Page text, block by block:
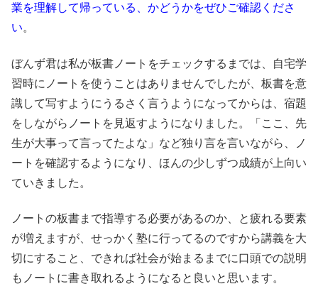
業を理解して帰っている、かどうかをぜひご確認くださ
い。
ぼんず君は私が板書ノートをチェックするまでは、自宅学
習時にノートを使うことはありませんでしたが、板書を意
識して写すようにうるさく言うようになってからは、宿題
をしながらノートを見返すようになりました。「ここ、先
生が大事って言ってたよな」など独り言を言いながら、ノ
ートを確認するようになり、ほんの少しずつ成績が上向い
ていきました。
ノートの板書まで指導する必要があるのか、と疲れる要素
が増えますが、せっかく塾に行ってるのですから講義を大
切にすること、できれば社会が始まるまでに口頭での説明
もノートに書き取れるようになると良いと思います。